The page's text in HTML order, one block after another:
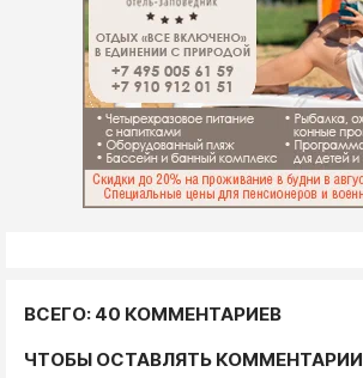
ВСЕГО: 40 КОММЕНТАРИЕВ
ЧТОБЫ ОСТАВЛЯТЬ КОММЕНТАРИИ